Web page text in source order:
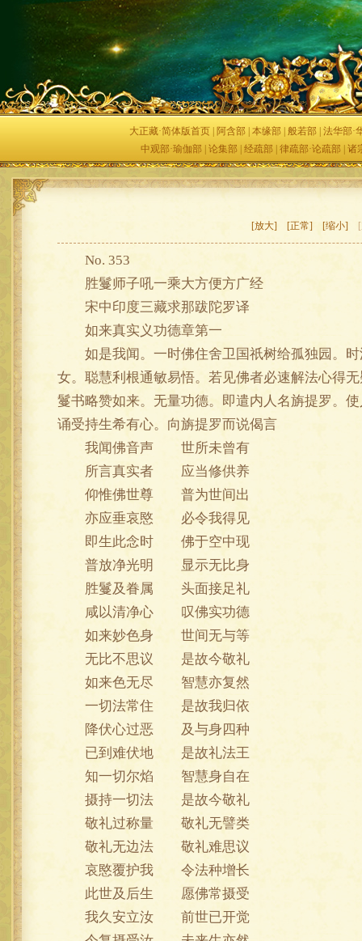
大正藏·简体版首页 阿含部 本缘部 般若部 法华部·
中观部·瑜伽部 论集部 经疏部 律疏部·论疏部 诸
[放大] [正常] [缩小]
No. 353
胜鬘师子吼一乘大方便方广经
宋中印度三藏求那跋陀罗译
如来真实义功德章第一
如是我闻。一时佛住舍卫国祇树给孤独园。时
女。聪慧利根通敏易悟。若见佛者必速解法心得
鬘书略赞如来。无量功德。即遣内人名旃提罗。
诵受持生希有心。向旃提罗而说偈言
我闻佛音声 世所未曾有
所言真实者 应当修供养
仰惟佛世尊 普为世间出
亦应垂哀愍 必令我得见
即生此念时 佛于空中现
普放净光明 显示无比身
胜鬘及眷属 头面接足礼
咸以清净心 叹佛实功德
如来妙色身 世间无与等
无比不思议 是故今敬礼
如来色无尽 智慧亦复然
一切法常住 是故我归依
降伏心过恶 及与身四种
已到难伏地 是故礼法王
知一切尔焰 智慧身自在
摄持一切法 是故今敬礼
敬礼过称量 敬礼无譬类
敬礼无边法 敬礼难思议
哀愍覆护我 令法种增长
此世及后生 愿佛常摄受
我久安立汝 前世已开觉